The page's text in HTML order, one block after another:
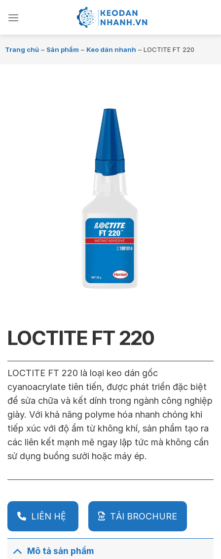
đến
Trang chủ – Sản phẩm – Keo dán nhanh – LOCTITE FT 220
LOCTITE FT 220
LOCTITE FT 220 là loại keo dán gốc
cyanoacrylate tiên tiến, được phát triển đặc biệt
để sửa chữa và kết dính trong ngành công nghiệp
giày. Với khả năng polyme hóa nhanh chóng khi
tiếp xúc với độ ẩm từ không khí, sản phẩm tạo ra
các liên kết mạnh mẽ ngay lập tức mà không cần
sử dụng buồng sưởi hoặc máy ép.
LIÊN HỆ TẢI BROCHURE
Mô tả sản phẩm